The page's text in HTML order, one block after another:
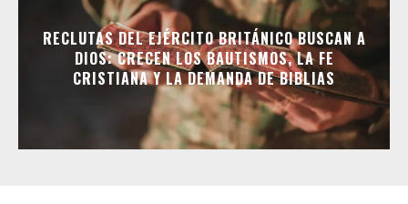
RECLUTAS DEL EJÉRCITO BRITÁNICO BUSCAN A
DIOS: CRECEN LOS BAUTISMOS, LA FE
CRISTIANA Y LA DEMANDA DE BIBLIAS